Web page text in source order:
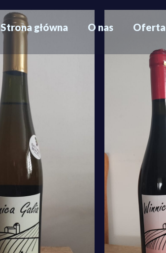
Strona główna O nas Oferta